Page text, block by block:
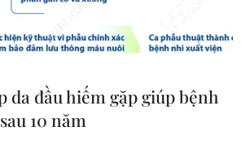
mạnh cải cách
hóa công tác
sóng AI: Dữ liệu
da đầu hiếm gặp giúp bệnh
10 năm